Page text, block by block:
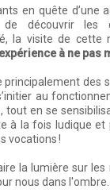
en quête d’une
de découvrir les
la visite de cette
à ne pas
principalement des
au
tout en se
à la fois ludique et
vocations !
la lumière sur les
nous dans